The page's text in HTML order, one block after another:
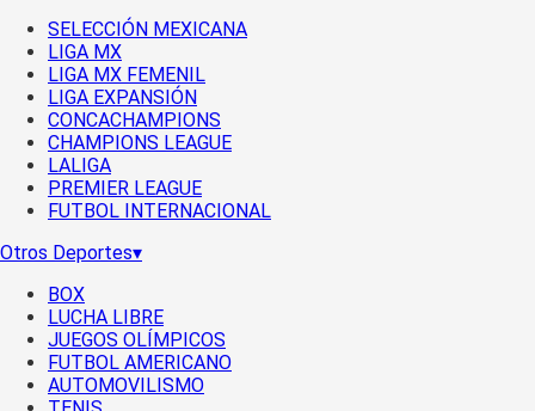
SELECCIÓN MEXICANA
LIGA MX
LIGA MX FEMENIL
LIGA EXPANSIÓN
CONCACHAMPIONS
CHAMPIONS LEAGUE
LALIGA
PREMIER LEAGUE
FUTBOL INTERNACIONAL
Otros Deportes▾
BOX
LUCHA LIBRE
JUEGOS OLÍMPICOS
FUTBOL AMERICANO
AUTOMOVILISMO